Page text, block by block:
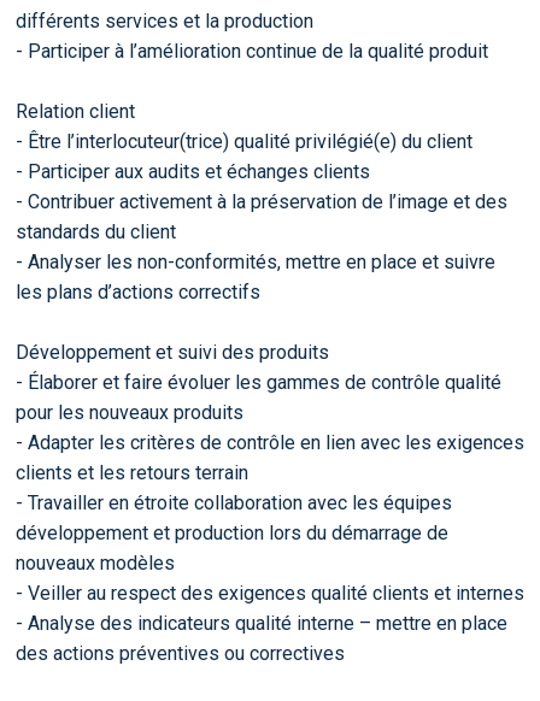
différents services et la production
- Participer à l’amélioration continue de la qualité produit
Relation client
- Être l’interlocuteur(trice) qualité privilégié(e) du client
- Participer aux audits et échanges clients
- Contribuer activement à la préservation de l’image et des
standards du client
- Analyser les non-conformités, mettre en place et suivre
les plans d’actions correctifs
Développement et suivi des produits
- Élaborer et faire évoluer les gammes de contrôle qualité
pour les nouveaux produits
- Adapter les critères de contrôle en lien avec les exigences
clients et les retours terrain
- Travailler en étroite collaboration avec les équipes
développement et production lors du démarrage de
nouveaux modèles
- Veiller au respect des exigences qualité clients et internes
- Analyse des indicateurs qualité interne – mettre en place
des actions préventives ou correctives